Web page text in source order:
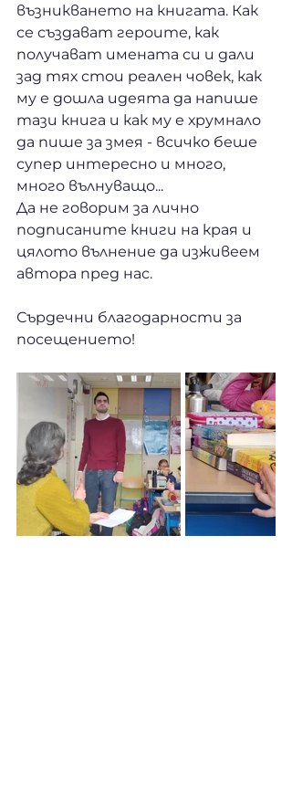
възникването на книгата. Как
се създават героите, как
получават имената си и дали
зад тях стои реален човек, как
му е дошла идеята да напише
тази книга и как му е хрумнало
да пише за змея - всичко беше
супер интересно и много,
много вълнуващо...
Да не говорим за лично
подписаните книги на края и
цялото вълнение да изживеем
автора пред нас.
Сърдечни благодарности за
посещението!